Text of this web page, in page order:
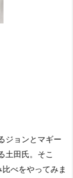
ジョンとマギー
土田氏。そこ
べをやってみま